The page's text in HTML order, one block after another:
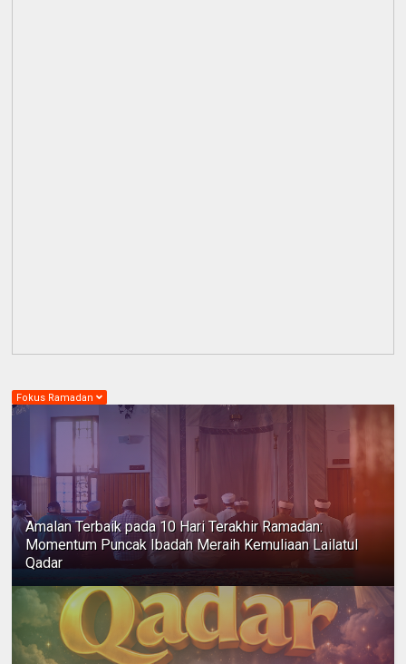
Fokus Ramadan
Amalan Terbaik pada 10 Hari Terakhir Ramadan:
Momentum Puncak Ibadah Meraih Kemuliaan Lailatul
Qadar